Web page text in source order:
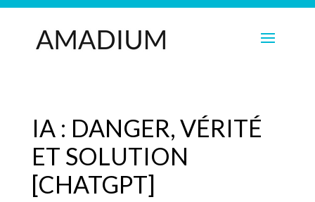
IA : DANGER, VÉRITÉ
ET SOLUTION
[CHATGPT]